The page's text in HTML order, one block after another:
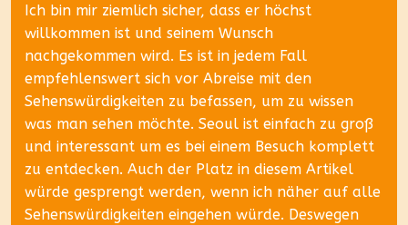
Ich bin mir ziemlich sicher, dass er höchst
willkommen ist und seinem Wunsch
nachgekommen wird. Es ist in jedem Fall
empfehlenswert sich vor Abreise mit den
Sehenswürdigkeiten zu befassen, um zu wissen
was man sehen möchte. Seoul ist einfach zu groß
und interessant um es bei einem Besuch komplett
zu entdecken. Auch der Platz in diesem Artikel
würde gesprengt werden, wenn ich näher auf alle
Sehenswürdigkeiten eingehen würde. Deswegen